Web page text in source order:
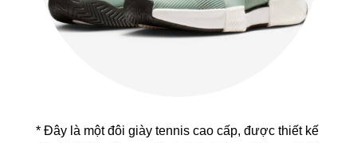
* Đây là một đôi giày tennis cao cấp, được thiết kế